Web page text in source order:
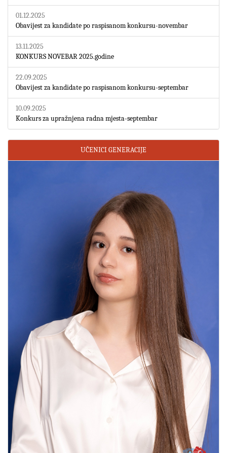
01.12.2025
Obavijest za kandidate po raspisanom konkursu-novembar
13.11.2025
KONKURS NOVEBAR 2025.godine
22.09.2025
Obavijest za kandidate po raspisanom konkursu-septembar
10.09.2025
Konkurs za upražnjena radna mjesta-septembar
UČENICI GENERACIJE